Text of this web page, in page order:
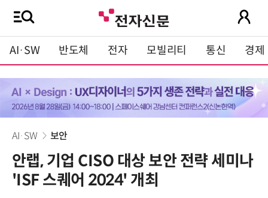
AI·SW 반도체 전자 모빌리티 통신 경제
AI·SW 보안
안랩, 기업 CISO 대상 보안 전략 세미나
'ISF 스퀘어 2024' 개최